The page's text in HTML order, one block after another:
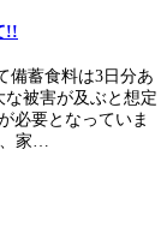
!!
備蓄食料は3日分あ
被害が及ぶと想定
必要となっていま
、家…